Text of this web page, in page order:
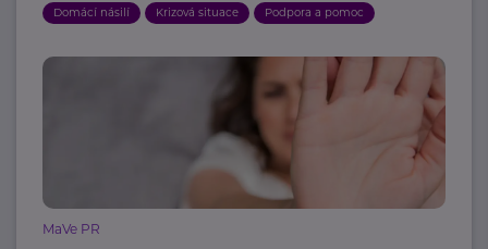
Domácí násilí Krizová situace Podpora a pomoc
MaVe PR